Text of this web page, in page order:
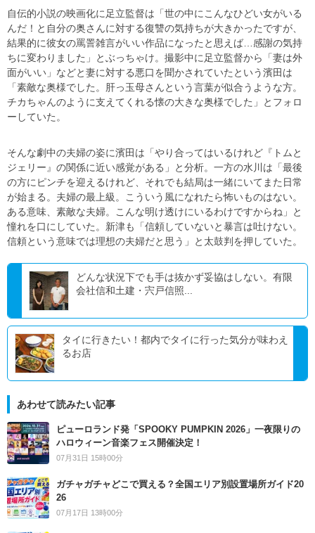
自伝的小説の映画化に足立監督は「世の中にこんなひどい女がいる
んだ！と自分の奥さんに対する復讐の気持ちが大きかったですが、
結果的に彼女の罵詈雑言がいい作品になったと思えば…感謝の気持
ちに変わりました」とぶっちゃけ。撮影中に足立監督から「妻は外
面がいい」などと妻に対する悪口を聞かされていたという濱田は
「素敵な奥様でした。肝っ玉母さんという言葉が似合うような方。
チカちゃんのように支えてくれる懐の大きな奥様でした」とフォロ
ーしていた。
そんな劇中の夫婦の姿に濱田は「やり合ってはいるけれど『トムと
ジェリー』の関係に近い感覚がある」と分析。一方の水川は「最後
の方にピンチを迎えるけれど、それでも結局は一緒にいてまた日常
が始まる。夫婦の最上級。こういう風になれたら怖いものはない。
ある意味、素敵な夫婦。こんな明け透けにいるわけですからね」と
憧れを口にしていた。新津も「信頼していないと暴言は吐けない。
信頼という意味では理想の夫婦だと思う」と太鼓判を押していた。
どんな状況下でも手は抜かず妥協はしない。有限
会社信和土建・宍戸信照...
タイに行きたい！都内でタイに行った気分が味わえ
るお店
あわせて読みたい記事
ピューロランド発「SPOOKY PUMPKIN 2026」一夜限りの
ハロウィーン音楽フェス開催決定！
07月31日 15時00分
ガチャガチャどこで買える？全国エリア別設置場所ガイド20
26
07月17日 13時00分